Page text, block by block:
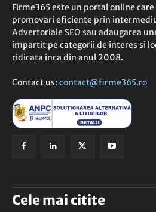
Firme365 este un portal online
promovari eficiente prin
Advertoriale SEO sau adaugarea
impartit pe categorii de interes si
ridicata inca din anul 2008.
Contact us: contact@firme365.ro
Cele mai citite